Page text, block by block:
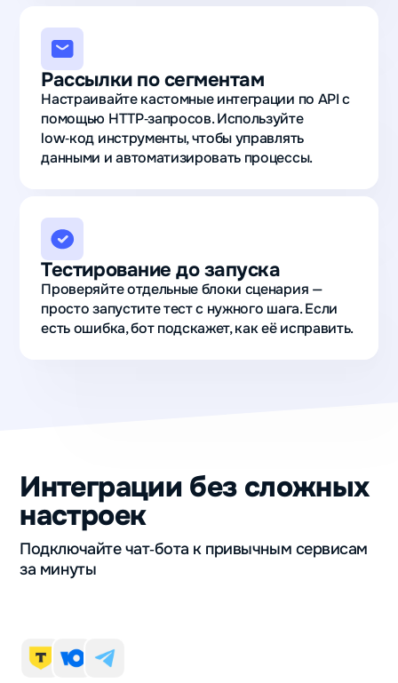
Рассылки по сегментам
Настраивайте кастомные интеграции по API с
помощью HTTP‑запросов. Используйте
low‑код инструменты, чтобы управлять
данными и автоматизировать процессы.
Тестирование до запуска
Проверяйте отдельные блоки сценария —
просто запустите тест с нужного шага. Если
есть ошибка, бот подскажет, как её исправить.
Интеграции без сложных
настроек
Подключайте чат‑бота к привычным сервисам
за минуты